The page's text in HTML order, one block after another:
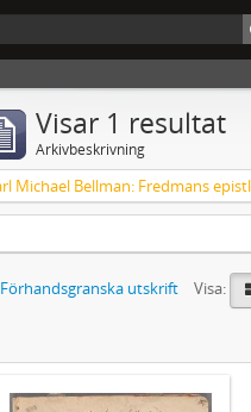
Visar 1 resultat
Arkivbeskrivning
Förhandsgranska utskrift
Visa: